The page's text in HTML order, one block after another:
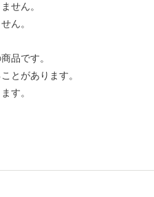
せん。
ん。
品です。
があります。
す。